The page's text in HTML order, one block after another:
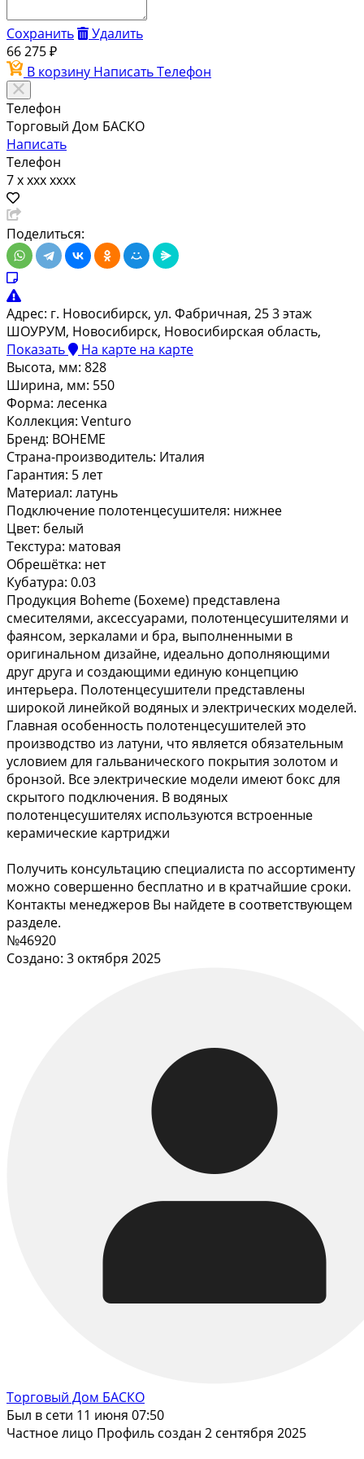
Сохранить
Удалить
66 275 ₽
В корзину НаписатьТелефон
Телефон
Торговый Дом БАСКО
Написать
Телефон
7 x xxx xxxx
Поделиться:
Адрес: г. Новосибирск, ул. Фабричная, 25 3 этаж
ШОУРУМ, Новосибирск, Новосибирская область,
Показать
На карте на карте
Высота, мм: 828
Ширина, мм: 550
Форма: лесенка
Коллекция: Venturo
Бренд: BOHEME
Страна-производитель: Италия
Гарантия: 5 лет
Материал: латунь
Подключение полотенцесушителя: нижнее
Цвет: белый
Текстура: матовая
Обрешётка: нет
Кубатура: 0.03
Продукция Boheme (Бохеме) представлена
смесителями, аксессуарами, полотенцесушителями и
фаянсом, зеркалами и бра, выполненными в
оригинальном дизайне, идеально дополняющими
друг друга и создающими единую концепцию
интерьера. Полотенцесушители представлены
широкой линейкой водяных и электрических моделей.
Главная особенность полотенцесушителей это
производство из латуни, что является обязательным
условием для гальванического покрытия золотом и
бронзой. Все электрические модели имеют бокс для
скрытого подключения. В водяных
полотенцесушителях используются встроенные
керамические картриджи
Получить консультацию специалиста по ассортименту
можно совершенно бесплатно и в кратчайшие сроки.
Контакты менеджеров Вы найдете в соответствующем
разделе.
№46920
Создано: 3 октября 2025
Торговый Дом БАСКО
Был в сети 11 июня 07:50
Частное лицо Профиль создан 2 сентября 2025